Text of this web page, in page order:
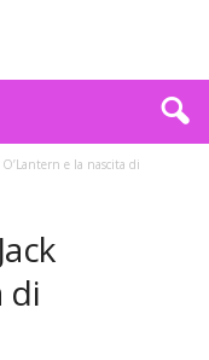
e la nascita di
di